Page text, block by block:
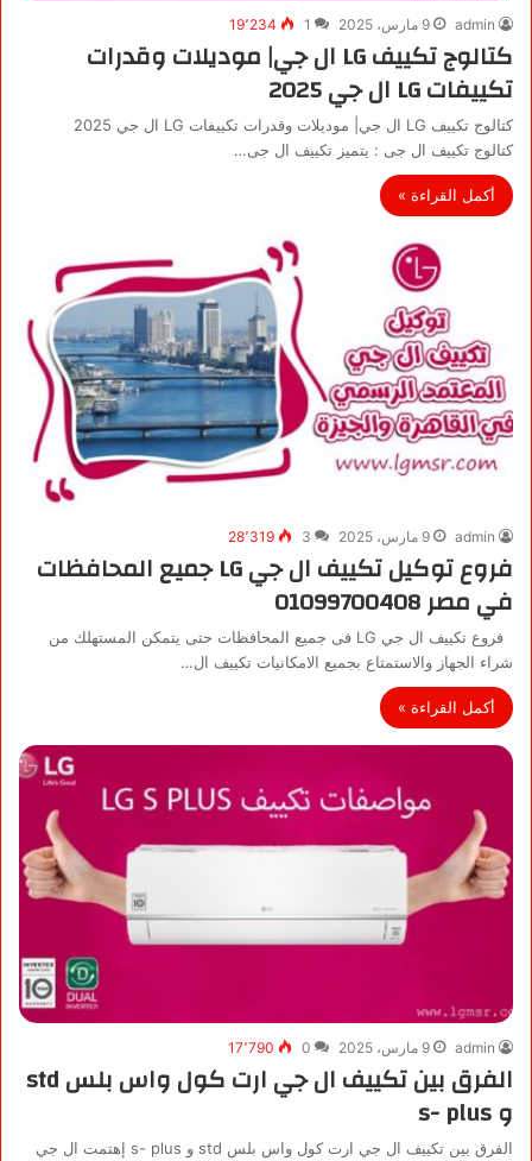
admin 9 مارس، 2025 1 19٬234
كتالوج تكييف LG ال جي| موديلات وقدرات
تكييفات LG ال جي 2025
كتالوج تكييف LG ال جي| موديلات وقدرات تكييفات LG ال جي 2025
كتالوج تكييف ال جى : يتميز تكييف ال جى…
أكمل القراءة »
admin 9 مارس، 2025 3 28٬319
فروع توكيل تكييف ال جي LG جميع المحافظات
في مصر 01099700408
فروع تكييف ال جي LG فى جميع المحافظات حتى يتمكن المستهلك من
شراء الجهاز والاستمتاع بجميع الامكانيات تكييف ال…
أكمل القراءة »
admin 9 مارس، 2025 0 17٬790
الفرق بين تكييف ال جي ارت كول واس بلس std
و s- plus
الفرق بين تكييف ال جي ارت كول واس بلس std و s- plus إهتمت ال جي